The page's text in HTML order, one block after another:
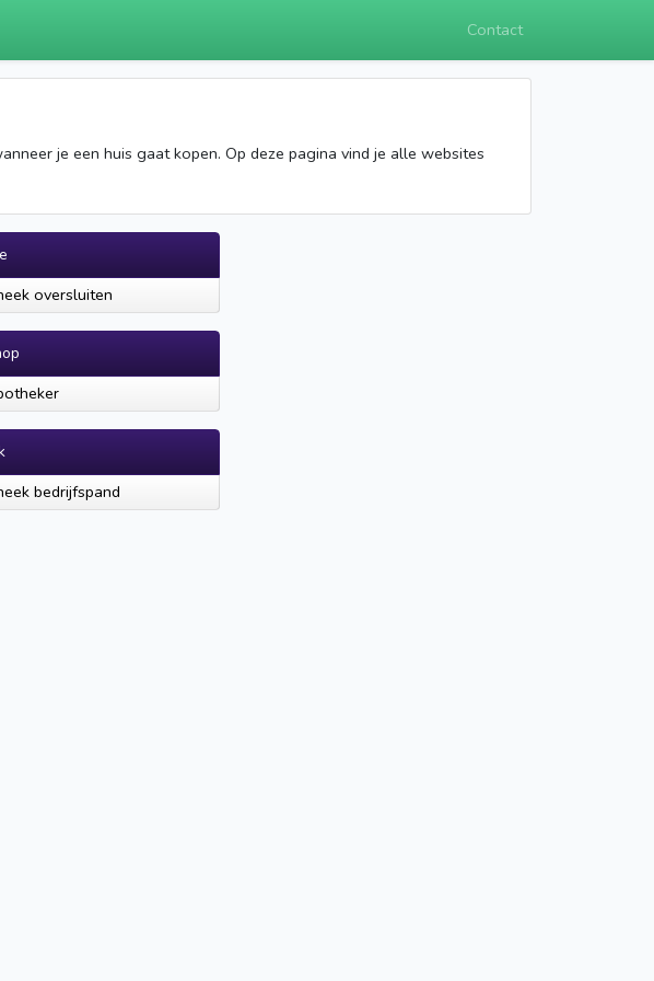
Contact
je een huis gaat kopen. Op deze pagina vind je alle websites
oversluiten
bedrijfspand